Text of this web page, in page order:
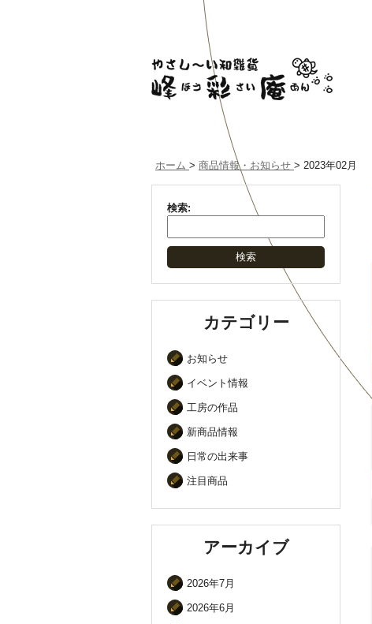
ホーム > 商品情報・お知らせ > 2023年02月
検索:
カテゴリー
お知らせ
イベント情報
工房の作品
新商品情報
日常の出来事
注目商品
アーカイブ
2026年7月
2026年6月